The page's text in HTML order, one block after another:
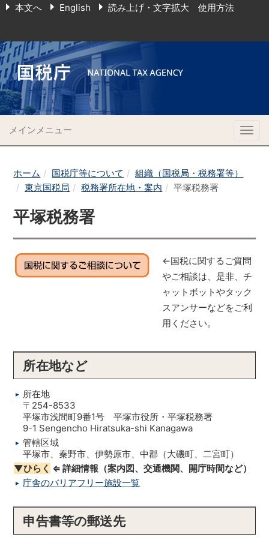
本文へ English 読み上げ・文字拡大 使用方法
メインメニュー
ホーム 国税庁等について
組織（国税局・税務署等）
東京国税局
税務署所在地・案内 平塚税務署
平塚税務署
←国税に関するご質問
やご相談は、是非、チ
ャットボットやタック
スアンサーなどをご利
用ください。
所在地など
所在地
〒254-8533
平塚市浅間町9番1号 平塚市役所・平塚税務署
9-1 Sengencho Hiratsuka-shi Kanagawa
管轄区域
平塚市、秦野市、伊勢原市、中郡（大磯町、二宮町）
▼ひらく ⇐ 詳細情報（案内図、交通機関、開庁時間など）
庁舎のバリアフリー施設一覧
申告書等の郵送先